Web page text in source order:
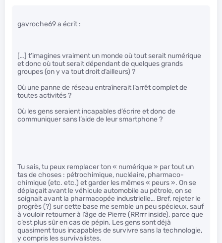
gavroche69 a écrit :
[…] t’imagines vraiment un monde où tout serait numérique
et donc où tout serait dépendant de quelques grands
groupes (on y va tout droit d’ailleurs) ?
Où une panne de réseau entraînerait l’arrêt complet de
toutes activités ?
Où les gens seraient incapables d’écrire et donc de
communiquer sans l’aide de leur smartphone ?
Tu sais, tu peux remplacer ton « numérique » par tout un
tas de choses : pétrochimique, nucléaire, pharmaco-
chimique (etc. etc.) et garder les mêmes « peurs ». On se
déplaçait avant le véhicule automobile au pétrole, on se
soignait avant la pharmacopée industrielle… Bref, rejeter le
progrès (?) sur cette base me semble un peu spécieux, sauf
à vouloir retourner à l’âge de Pierre (RRrrr inside), parce que
c’est plus sûr en cas de pépin. Les gens sont déjà
quasiment tous incapables de survivre sans la technologie,
y compris les survivalistes.